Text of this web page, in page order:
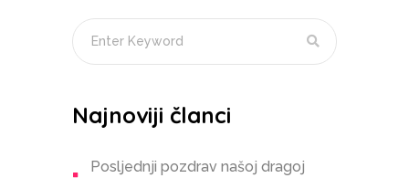
Najnoviji članci
Posljednji pozdrav našoj dragoj